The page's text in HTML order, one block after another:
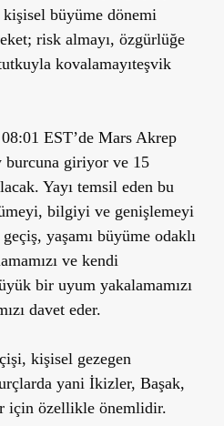
büyüme dönemi
risk almayı, özgürlüğe
kovalamayıteşvik
EST’de Mars Akrep
burcuna giriyor ve 15
Yayı temsil eden bu
bilgiyi ve genişlemeyi
yaşamı büyüme odaklı
ve kendi
bir uyum yakalamamızı
davet eder.
kişisel gezegen
yani İkizler, Başak,
için özellikle önemlidir.